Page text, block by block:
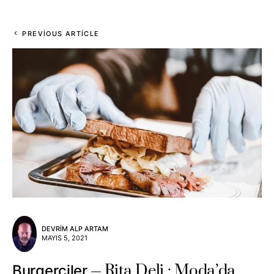
PREVIOUS ARTICLE
DEVRIM ALP ARTAM
MAYIS 5, 2021